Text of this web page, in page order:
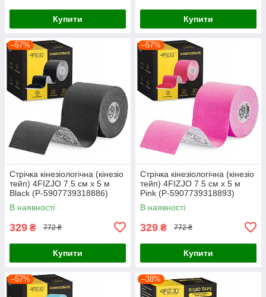
Купити Купити
–57%
Стрічка кінезіологічна (кінезіо
тейп) 4FIZJO 7.5 см x 5 м
Black (P-5907739318886)
В наявності
329 ₴ 772 ₴
Купити
–57%
Стрічка кінезіологічна (кінезіо
тейп) 4FIZJO 7.5 см x 5 м
Pink (P-5907739318893)
В наявності
329 ₴ 772 ₴
Купити
–57% –38%